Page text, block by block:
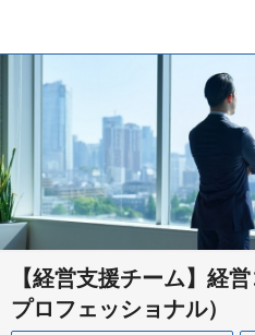
【経営支援チーム】経
プロフェッショナル）